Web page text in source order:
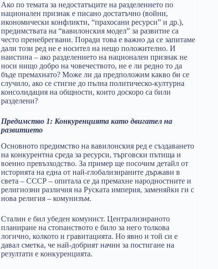
Ако по темата за недостатъците на разделението по
национален признак е писано достатъчно (войни,
икономически конфликти, “прахосани ресурси” и др.),
предимствата на “вавилонския модел” за развитие са
често пренебрегвани. Поради това е важно да се запитаме
дали този ред не е носител на нещо положително. И
наистина – ако разделението на национален признак не
носи нищо добро на човечеството, не е ли редно то да
бъде премахнато? Може ли да предположим какво би се
случило, ако се стигне до пълна политическо-културна
консолидация на общности, които доскоро са били
разделени?
Предимство 1: Конкуренцията като двигател на
развитието
Основното предимство на вавилонския ред е създаването
на конкурентна среда за ресурси, търговски пътища и
военно превъзходство. За пример ще посочим детайл от
историята на една от най-глобализираните държави в
света – СССР – опитала се да премахне народностните и
религиозни различия на Руската империя, заменяйки ги с
нова религия – комунизъм.
Сталин е бил убеден комунист. Централизираното
планиране на стопанството е било за него толкова
логично, колкото и гравитацията. Но явно и той си е
давал сметка, че най-добрият начин за постигане на
резултати е конкуренцията.